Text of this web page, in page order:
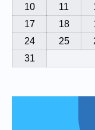
10
11
17
18
24
25
31